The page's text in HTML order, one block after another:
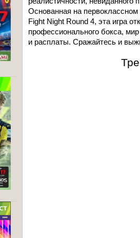
Основанная на
Fight Night Round 4, эта игра
профессионального бокса,
и расплаты. Сражайтесь и